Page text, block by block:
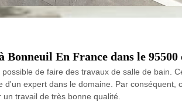
En France dans le 95500
de faire des travaux de salle de bain.
expert dans le domaine. Par conséquent,
travail de très bonne qualité.